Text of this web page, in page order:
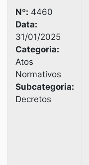
Nº: 4460
Data:
31/01/2025
Categoria:
Atos
Normativos
Subcategoria:
Decretos